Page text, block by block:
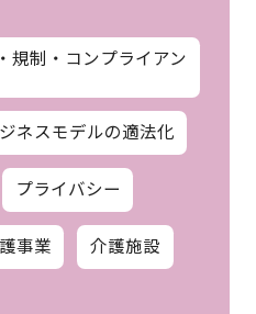
規制・コンプライアン
ネスモデルの適法化
プライバシー
事業 介護施設